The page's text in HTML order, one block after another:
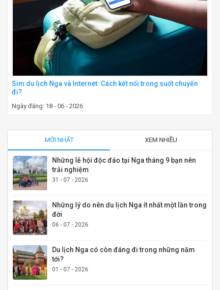
Sim du lịch Nga và Internet: Cách kết nối trong suốt chuyến
đi?
Ngày đăng: 18 - 06 - 2026
MỚI NHẤT XEM NHIỀU
Những lễ hội độc đáo tại Nga tháng 9 bạn nên
trải nghiệm
31 - 07 - 2026
Những lý do nên du lịch Nga ít nhất một lần trong
đời
06 - 07 - 2026
Du lịch Nga có còn đáng đi trong những năm
tới?
01 - 07 - 2026